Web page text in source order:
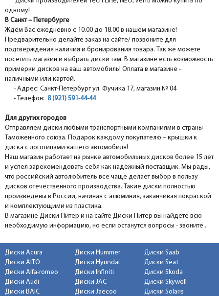
одному!
В Санкт – Петербурге
Ждём Вас ежедневно с 10.00 до 18.00 в нашем магазине!
Предварительно делайте заказ на сайте/ позвоните для
подтверждения наличия и бронирования товара. Так же можете
посетить магазин и выбрать диски там. В магазине есть возможность
примерки дисков на ваш автомобиль! Оплата в магазине -
наличными или картой.
- Адрес: Санкт-Петербург ул. Фучика 17, магазин № 04
- Телефон: 8 (921) 591-44-44
Для других городов
Отправляем диски любыми транспортными компаниями в страны
Таможенного союза. Подарок каждому покупателю – крышки к
диска с логотипами вашего автомобиля!
Наш магазин работает на рынке автомобильных дисков более 15 лет
и успел зарекомендовать себя как надёжный поставщик. Мы рады,
что российский автолюбитель всё чаще делает выбор в пользу
дисков отечественного производства. Такие диски полностью
произведены в России, начиная с алюминия, заканчивая покраской
и комплектующими из пластика.
В магазине Диски Питер и на сайте Диски Питер вы найдёте всю
необходимую информацию, но если останутся вопросы - звоните .
Диски Acura
Диски AITO
Диски Alfa-romeo
Диски Audi
Диски BAIC
Диски Hummer
Диски Hyundai
Диски Infiniti
Диски JAC
Диски Jaecoo
Диски Saab
Диски Seat
Диски Skoda
Диски Skywell
Диски Solaris